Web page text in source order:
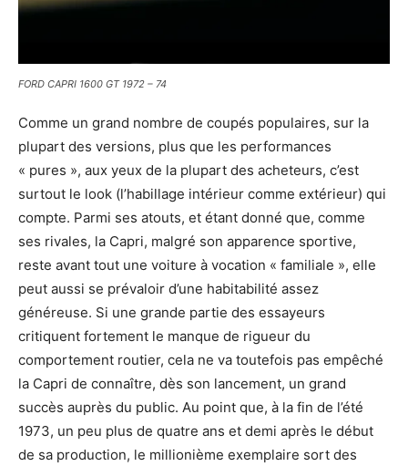
FORD CAPRI 1600 GT 1972 – 74
Comme un grand nombre de coupés populaires, sur la
plupart des versions, plus que les performances
« pures », aux yeux de la plupart des acheteurs, c’est
surtout le look (l’habillage intérieur comme extérieur) qui
compte. Parmi ses atouts, et étant donné que, comme
ses rivales, la Capri, malgré son apparence sportive,
reste avant tout une voiture à vocation « familiale », elle
peut aussi se prévaloir d’une habitabilité assez
généreuse. Si une grande partie des essayeurs
critiquent fortement le manque de rigueur du
comportement routier, cela ne va toutefois pas empêché
la Capri de connaître, dès son lancement, un grand
succès auprès du public. Au point que, à la fin de l’été
1973, un peu plus de quatre ans et demi après le début
de sa production, le millionième exemplaire sort des